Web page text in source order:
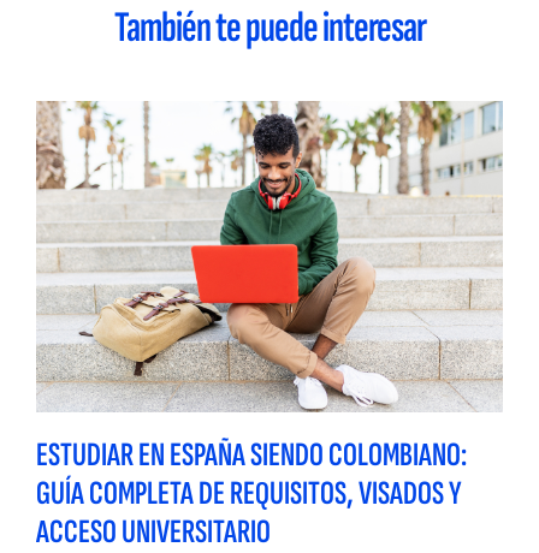
También te puede interesar
ESTUDIAR EN ESPAÑA SIENDO COLOMBIANO:
GUÍA COMPLETA DE REQUISITOS, VISADOS Y
ACCESO UNIVERSITARIO